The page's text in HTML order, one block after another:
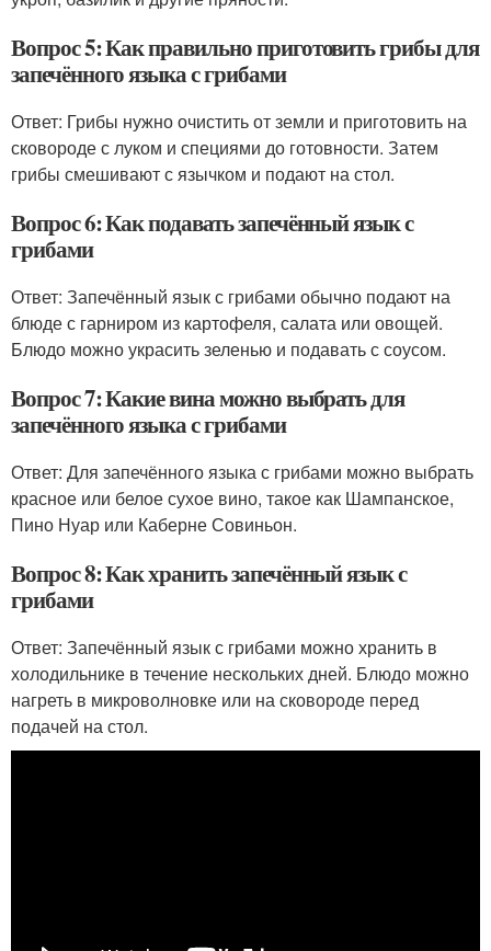
Вопрос 5: Как правильно приготовить грибы для
запечённого языка с грибами
Ответ: Грибы нужно очистить от земли и приготовить на
сковороде с луком и специями до готовности. Затем
грибы смешивают с язычком и подают на стол.
Вопрос 6: Как подавать запечённый язык с
грибами
Ответ: Запечённый язык с грибами обычно подают на
блюде с гарниром из картофеля, салата или овощей.
Блюдо можно украсить зеленью и подавать с соусом.
Вопрос 7: Какие вина можно выбрать для
запечённого языка с грибами
Ответ: Для запечённого языка с грибами можно выбрать
красное или белое сухое вино, такое как Шампанское,
Пино Нуар или Каберне Совиньон.
Вопрос 8: Как хранить запечённый язык с
грибами
Ответ: Запечённый язык с грибами можно хранить в
холодильнике в течение нескольких дней. Блюдо можно
нагреть в микроволновке или на сковороде перед
подачей на стол.